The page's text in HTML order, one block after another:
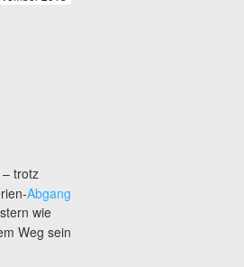
trotz
Abgang
wie
Weg sein